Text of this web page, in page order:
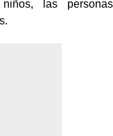
las personas